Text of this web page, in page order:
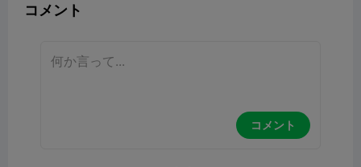
コメント
コメント